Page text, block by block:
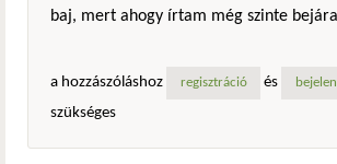
baj, mert ahogy írtam még szinte
a hozzászóláshoz regisztráció és
szükséges